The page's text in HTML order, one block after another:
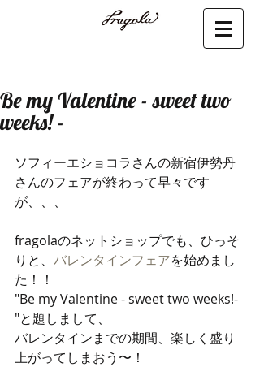
Be my Valentine - sweet two
weeks! -
ソフィーエショコラさんの新宿伊勢丹
さんのフェアが終わって早々です
が、、、
fragolaのネットショップでも、ひっそ
りと、 バレンタインフェアを始めまし
た！！
"Be my Valentine - sweet two weeks!-
"と題しまして、
バレンタインまでの期間、楽しく盛り
上がってしまおう〜！